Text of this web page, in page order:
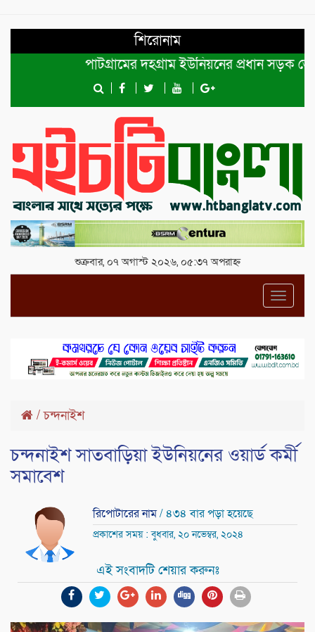
শিরোনাম
পাটগ্রামের দহগ্রাম ইউনিয়নের প্রধান সড়ক ভেঙ্গে
শুক্রবার, ০৭ অগাস্ট ২০২৬, ০৫:৩৭ অপরাহ্ন
/চন্দনাইশ
চন্দনাইশ সাতবাড়িয়া ইউনিয়নের ওয়ার্ড কর্মী
সমাবেশ
রিপোটারের নাম/ ৪৩৪ বার পড়া হয়েছে
প্রকাশের সময় : বুধবার, ২০ নভেম্বর, ২০২৪
এই সংবাদটি শেয়ার করুনঃ